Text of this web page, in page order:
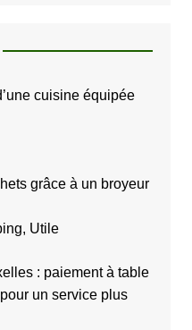
cuisine équipée
grâce à un broyeur
Utile
: paiement à table
un service plus